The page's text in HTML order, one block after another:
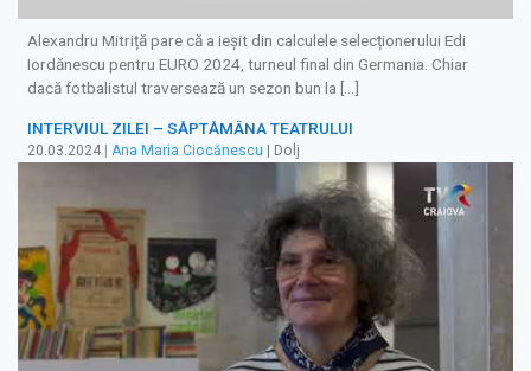
Alexandru Mitriță pare că a ieșit din calculele selecționerului Edi
Iordănescu pentru EURO 2024, turneul final din Germania. Chiar
dacă fotbalistul traversează un sezon bun la […]
INTERVIUL ZILEI – SĂPTĂMÂNA TEATRULUI
20.03.2024 Ana Maria Ciocănescu | Dolj